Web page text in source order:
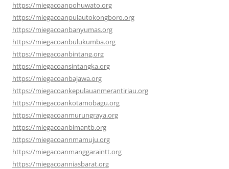
https://miegacoanpohuwato.org
https://miegacoanpulautokongboro.org
https://miegacoanbanyumas.org
https://miegacoanbulukumba.org
https://miegacoanbintang.org
https://miegacoansintangka.org
https://miegacoanbajawa.org
https://miegacoankepulauanmerantiriau.org
https://miegacoankotamobagu.org
https://miegacoanmurungraya.org
https://miegacoanbimantb.org
https://miegacoannmamuju.org
https://miegacoanmanggaraintt.org
https://miegacoanniasbarat.org